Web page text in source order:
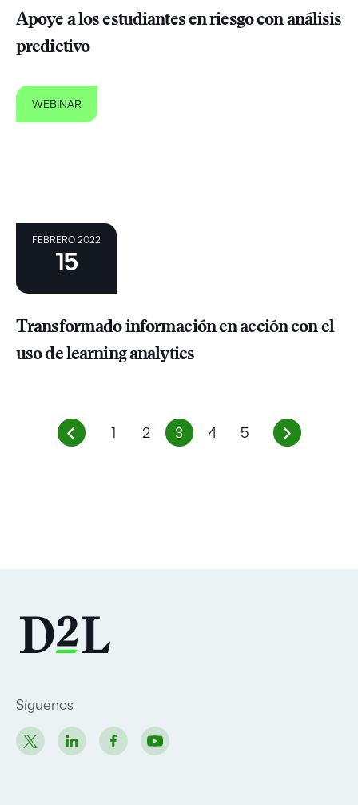
Apoye a los estudiantes en riesgo con análisis
predictivo
WEBINAR
FEBRERO 2022
15
Transformado información en acción con el
uso de learning analytics
1 2 3 4 5
Síguenos